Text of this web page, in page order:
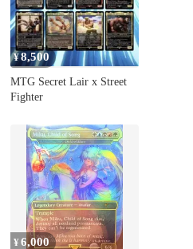
¥8,500
MTG Secret Lair x Street
Fighter
¥6,000